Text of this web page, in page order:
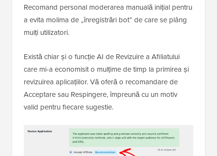
Recomand personal moderarea manuală inițial pentru
a evita molima de „înregistrări bot” de care se plâng
mulți utilizatori.
Există chiar și o funcție AI de Revizuire a Afiliatului
care mi-a economisit o mulțime de timp la primirea și
revizuirea aplicațiilor. Vă oferă o recomandare de
Acceptare sau Respingere, împreună cu un motiv
valid pentru fiecare sugestie.